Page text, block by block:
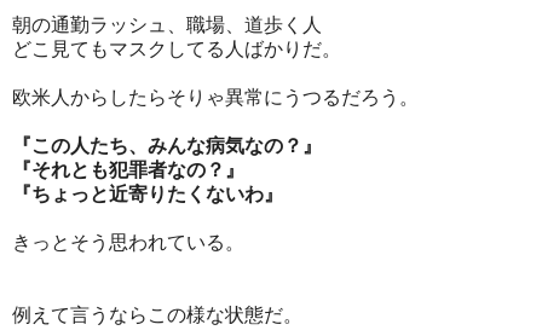
朝の通勤ラッシュ、職場、道歩く人
どこ見てもマスクしてる人ばかりだ。
欧米人からしたらそりゃ異常にうつるだろう。
『この人たち、みんな病気なの？』
『それとも犯罪者なの？』
『ちょっと近寄りたくないわ』
きっとそう思われている。
例えて言うならこの様な状態だ。